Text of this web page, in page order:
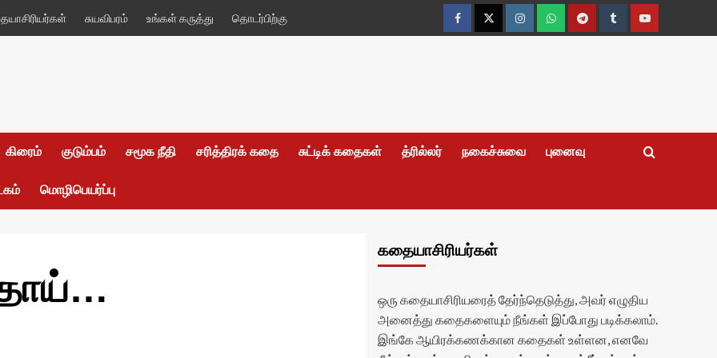
சுயவிபரம் உங்கள் கருத்து தொடர்பிற்கு
FacebookTwitterInstagramWhatsappTelegramTumblrYouTube
கிரைம் குடும்பம் சமூக நீதி சரித்திரக் கதை சுட்டிக் கதைகள் த்ரில்லர் நகைச்சுவை புனைவு
மொழிபெயர்ப்பு
கதையாசிரியர்கள்
ஒரு கதையாசிரியரைத் தேர்ந்தெடுத்து, அவர் எழுதிய
அனைத்து கதைகளையும் நீங்கள் இப்போது படிக்கலாம்.
இங்கே ஆயிரக்கணக்கான கதைகள் உள்ளன, எனவே